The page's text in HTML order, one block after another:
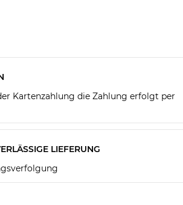
Kartenzahlung die Zahlung erfolgt per
LIEFERUNG